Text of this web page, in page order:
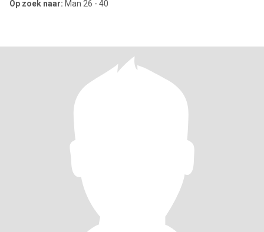
Op zoek naar: Man 26 - 40